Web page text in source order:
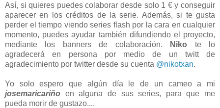
Así, si quieres puedes colaborar desde solo 1 € y conseguir
aparecer en los créditos de la serie. Además, si te gusta
perder el tiempo viendo series flash por la cara en cualquier
momento, puedes ayudar también difundiendo el proyecto,
mediante los banners de colaboración.
Niko te lo
agradecerá en persona por medio de un twitt de
agradecimiento por twitter desde su cuenta @nikotxan.
Yo solo espero que algún día le de un cameo a mi
josemaricariño en alguna de sus series, para que me
pueda morir de gustazo....